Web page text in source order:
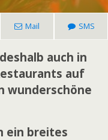
Mail SMS
auch in
auf
wunderschöne
ein breites